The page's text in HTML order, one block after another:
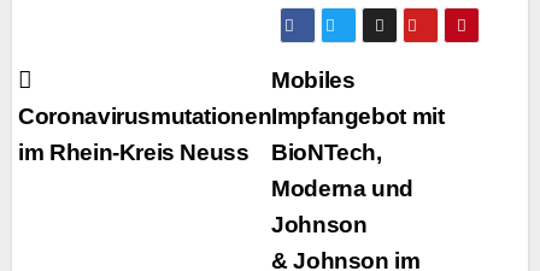
Beitragsnavigation
Mobiles
Impfangebot mit
BioNTech,
Moderna und
Johnson
& Johnson im
Coronavirusmutationen
im Rhein-Kreis Neuss